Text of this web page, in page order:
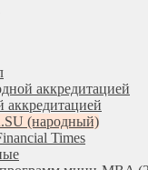
аккредитацией
аккредитацией
(народный)
Times